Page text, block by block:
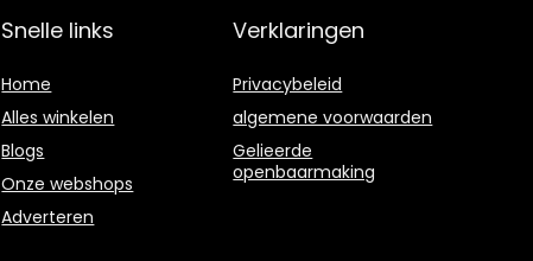
Snelle links
Home
Alles winkelen
Blogs
Onze webshops
Adverteren
Verklaringen
Privacybeleid
algemene voorwaarden
Gelieerde
openbaarmaking